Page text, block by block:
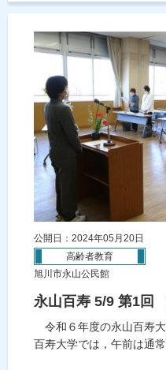
公開日：2024年05月20日
高齢者教育
旭川市永山公民館
永山百寿 5/9 第1回
令和６年度の永山百寿
百寿大学では，午前は通